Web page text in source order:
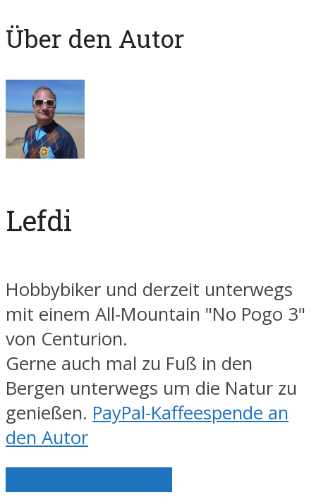
Über den Autor
Lefdi
Hobbybiker und derzeit unterwegs
mit einem All-Mountain "No Pogo 3"
von Centurion.
Gerne auch mal zu Fuß in den
Bergen unterwegs um die Natur zu
genießen. PayPal-Kaffeespende an
den Autor